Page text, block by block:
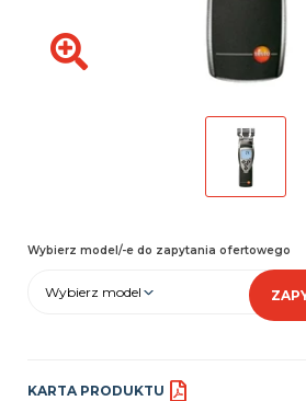
Wybierz model/-e do zapytania ofertowego
Wybierz model
KARTA PRODUKTU